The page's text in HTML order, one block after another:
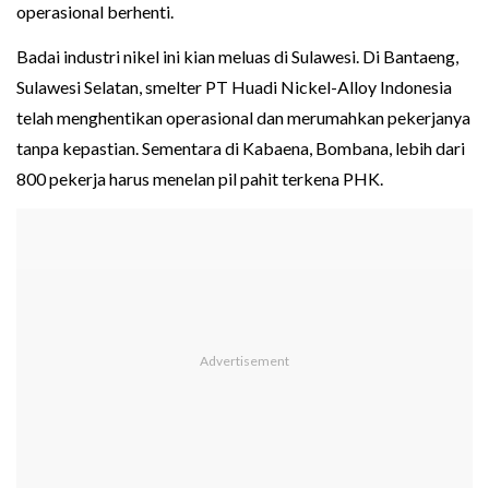
operasional berhenti.
Badai industri nikel ini kian meluas di Sulawesi. Di Bantaeng,
Sulawesi Selatan, smelter PT Huadi Nickel-Alloy Indonesia
telah menghentikan operasional dan merumahkan pekerjanya
tanpa kepastian. Sementara di Kabaena, Bombana, lebih dari
800 pekerja harus menelan pil pahit terkena PHK.